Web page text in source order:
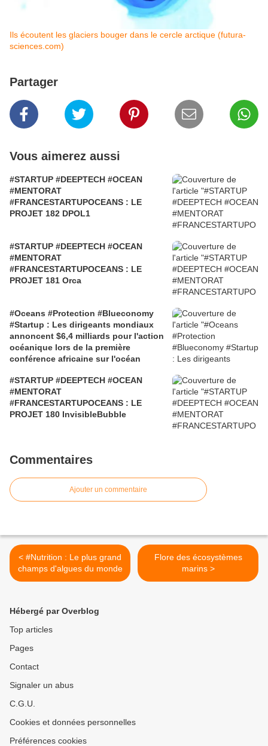
Ils écoutent les glaciers bouger dans le cercle arctique (futura-
sciences.com)
Partager
Vous aimerez aussi
#STARTUP #DEEPTECH #OCEAN
#MENTORAT
#FRANCESTARTUPOCEANS : LE
PROJET 182 DPOL1
#STARTUP #DEEPTECH #OCEAN
#MENTORAT
#FRANCESTARTUPOCEANS : LE
PROJET 181 Orca
#Oceans #Protection #Blueconomy
#Startup : Les dirigeants mondiaux
annoncent $6,4 milliards pour l'action
océanique lors de la première
conférence africaine sur l'océan
#STARTUP #DEEPTECH #OCEAN
#MENTORAT
#FRANCESTARTUPOCEANS : LE
PROJET 180 InvisibleBubble
Commentaires
Ajouter un commentaire
< #Nutrition : Le plus grand
champs d'algues du monde
Flore des écosystèmes
marins >
Hébergé par Overblog
Top articles
Pages
Contact
Signaler un abus
C.G.U.
Cookies et données personnelles
Préférences cookies